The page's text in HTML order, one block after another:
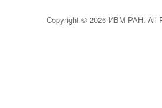
Copyright © 2026 ИВМ РАН. All